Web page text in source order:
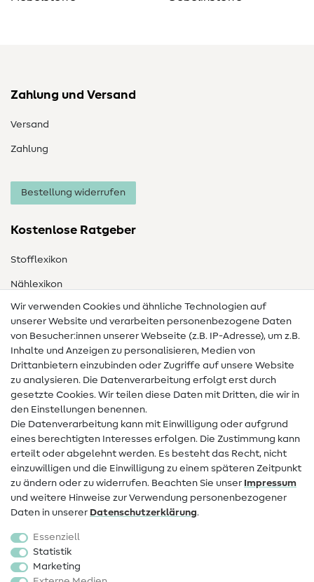
Zahlung und Versand
Versand
Zahlung
Bestellung widerrufen
Kostenlose Ratgeber
Stofflexikon
Nählexikon
Nähanleitungen
Hilfe & Kontakt
Kontakt
Infos zum Betreiberwechsel
Widerrufsrecht
Beliebt
Stoffe
Sale
Schnittmuster
Wir verwenden Cookies und ähnliche Technologien auf
unserer Website und verarbeiten personenbezogene Daten
von Besucher:innen unserer Webseite (z.B. IP-Adresse), um z.B.
Inhalte und Anzeigen zu personalisieren, Medien von
Drittanbietern einzubinden oder Zugriffe auf unsere Website
zu analysieren. Die Datenverarbeitung erfolgt erst durch
gesetzte Cookies. Wir teilen diese Daten mit Dritten, die wir in
den Einstellungen benennen.
Die Datenverarbeitung kann mit Einwilligung oder aufgrund
eines berechtigten Interesses erfolgen. Die Zustimmung kann
erteilt oder abgelehnt werden. Es besteht das Recht, nicht
einzuwilligen und die Einwilligung zu einem späteren Zeitpunkt
zu ändern oder zu widerrufen. Beachten Sie unser Impressum
und weitere Hinweise zur Verwendung personenbezogener
Daten in unserer Daten­schutz­erklärung.
Essenziell
Statistik
Marketing